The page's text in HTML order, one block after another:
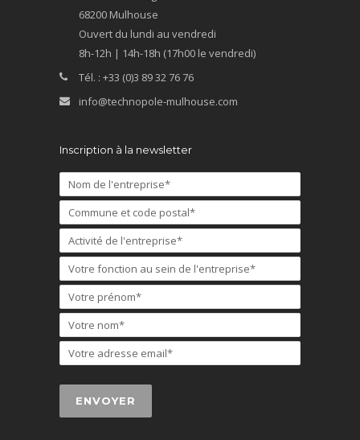
68200 Mulhouse
Ouvert du lundi au vendredi
8h-12h | 14h-18h (17h00 le vendredi)
Tél. : +33 (0)3 89 32 76 76
info@technopole-mulhouse.com
Inscription à la newsletter